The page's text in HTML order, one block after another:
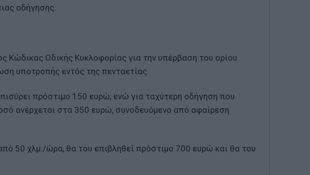
οδήγησης.
Κώδικας Οδικής Κυκλοφορίας για την υπέρβαση του ορίου
υποτροπής εντός της πενταετίας.
πρόστιμο 150 ευρώ, ενώ για ταχύτερη οδήγηση που
ανέρχεται στα 350 ευρώ, συνοδευόμενο από αφαίρεση
50 χλμ./ώρα, θα του επιβληθεί πρόστιμο 700 ευρώ και θα του